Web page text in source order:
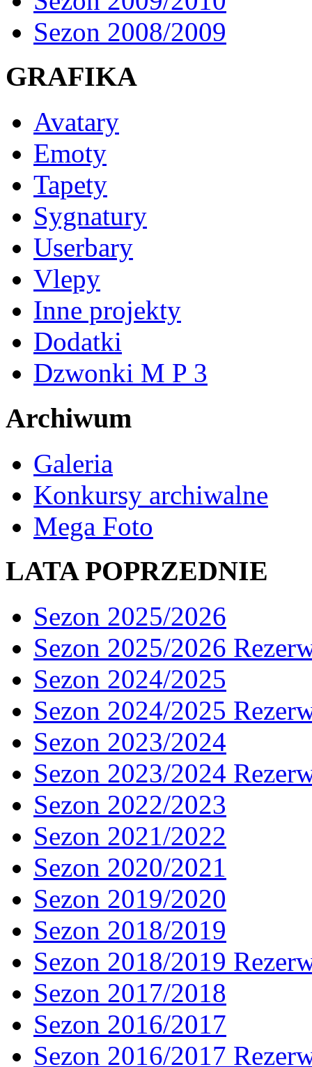
Sezon 2008/2009
GRAFIKA
Avatary
Emoty
Tapety
Sygnatury
Userbary
Vlepy
Inne projekty
Dodatki
Dzwonki M P 3
Archiwum
Galeria
Konkursy archiwalne
Mega Foto
LATA POPRZEDNIE
Sezon 2025/2026
Sezon 2025/2026
Sezon 2024/2025
Sezon 2024/2025
Sezon 2023/2024
Sezon 2023/2024
Sezon 2022/2023
Sezon 2021/2022
Sezon 2020/2021
Sezon 2019/2020
Sezon 2018/2019
Sezon 2018/2019
Sezon 2017/2018
Sezon 2016/2017
Sezon 2016/2017